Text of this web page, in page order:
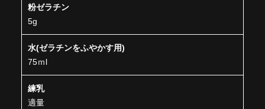
粉ゼラチン
5g
水(ゼラチンをふやかす用)
75ｍl
練乳
適量